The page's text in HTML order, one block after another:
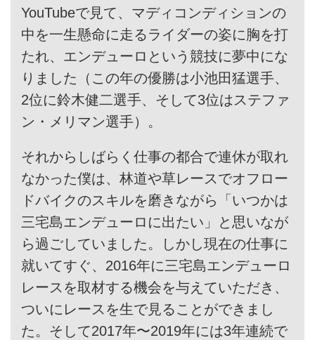
YouTubeで見て、マディコンディションの
中を一生懸命に走るライダーの姿に胸を打
たれ、エンデューロという競技に夢中にな
りました（この年の優勝は小池田猛選手、
2位に鈴木健二選手、そして3位はステファ
ン・メリマン選手）。
それからしばらく仕事の都合で連休が取れ
なかった僕は、林道や草レースでオフロー
ドバイクのスキルを磨きながら「いつかは
三宅島エンデューロに出たい」と思いなが
ら過ごしていました。しかし現在の仕事に
就いてすぐ、2016年に三宅島エンデューロ
レースを取材する機会を与えていただき、
ついにレースを生で見ることができまし
た。そして2017年〜2019年には3年連続で